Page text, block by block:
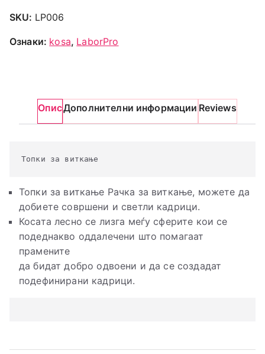
SKU: LP006
Ознаки: kosa, LaborPro
ОписДополнителни информации Reviews
Топки за виткање Рачка за виткање, можете да
добиете совршени и светли кадрици.
Косата лесно се лизга меѓу сферите кои се
подеднакво оддалечени што помагаат
прамените
да бидат добро одвоени и да се создадат
подефинирани кадрици.